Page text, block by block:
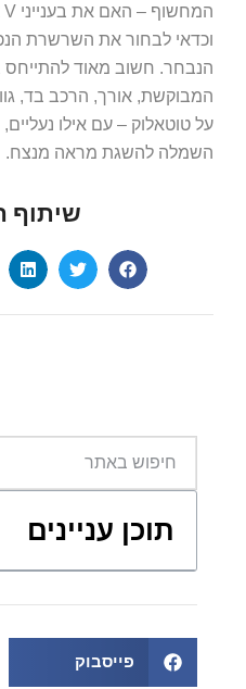
וכדאי לבחור את השרשרת
הנבחר. חשוב מאוד
המבוקשת, אורך, הרכב בד,
על טוטאלוק – עם אילו
השמלה להשגת מראה מנצח.
תוכן עניינים
פייסבוק